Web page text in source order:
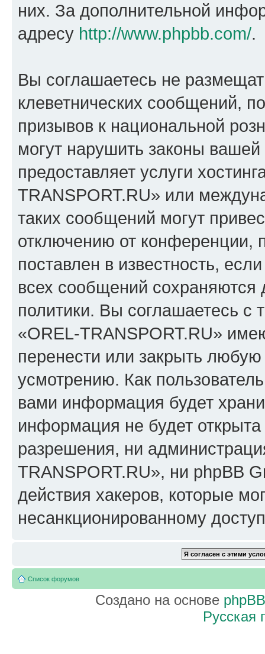
них. За дополнительной
адресу http://www.phpbb.com/.
Вы соглашаетесь не
клеветнических сообщений,
призывов к национальной
могут нарушить законы
предоставляет услуги
TRANSPORT.RU» или
таких сообщений могут
отключению от конференции,
поставлен в известность,
всех сообщений сохраняются
политики. Вы соглашаетесь
«OREL-TRANSPORT.RU»
перенести или закрыть
усмотрению. Как
вами информация будет
информация не будет
разрешения, ни
TRANSPORT.RU», ни phpBB
действия хакеров, которые
несанкционированному
Список форумов
Создано на основе phpBB
Русская